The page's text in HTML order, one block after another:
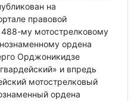
на
правовой
му мотострелковому
ордена
Орджоникидзе
и впредь
мотострелковый
ордена